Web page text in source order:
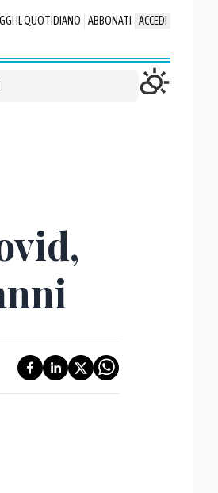
IL QUOTIDIANO ABBONATI ACCEDI